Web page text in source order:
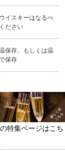
イスキーはなるべ
ださい
保存、もしくは温
保存
特集ページはこち